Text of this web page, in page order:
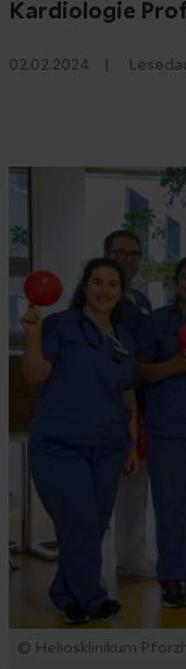
Kardiologie
02.02.2024
© Heliosklinikum